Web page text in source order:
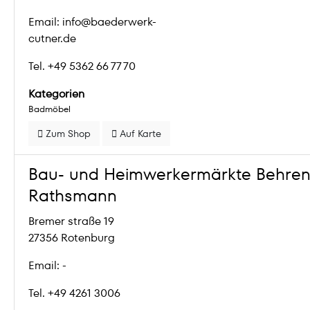
Email: info@baederwerk-
cutner.de
Tel. +49 5362 66 77 70
Kategorien
Badmöbel
Zum Shop Auf Karte
Bau- und Heimwerkermärkte
Rathsmann
Bremer straße 19
27356 Rotenburg
Email: -
Tel. +49 4261 3006